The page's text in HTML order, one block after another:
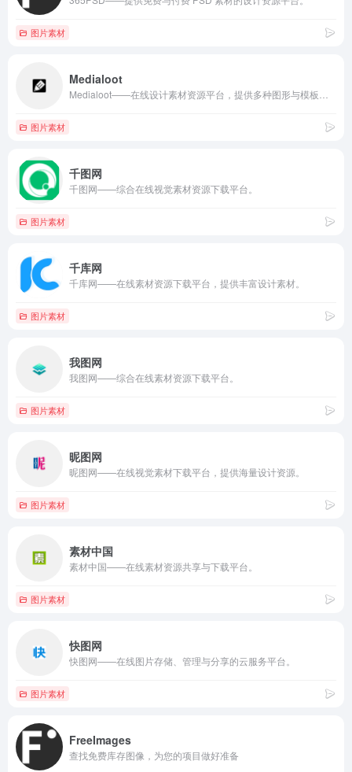
图片素材
Medialoot
图片素材
千图网
千图网——综合在线视觉素材资源下载平台。
图片素材
千库网
千库网——在线素材资源下载平台，提供丰富设计素材。
图片素材
我图网
我图网——综合在线素材资源下载平台。
图片素材
昵图网
昵图网——在线视觉素材下载平台，提供海量设计资源。
图片素材
素材中国
素材中国——在线素材资源共享与下载平台。
图片素材
快图网
快图网——在线图片存储、管理与分享的云服务平台。
图片素材
FreeImages
查找免费库存图像，为您的项目做好准备